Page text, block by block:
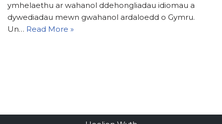
ymhelaethu ar wahanol ddehongliadau idiomau a
dywediadau mewn gwahanol ardaloedd o Gymru.
Un… Read More »